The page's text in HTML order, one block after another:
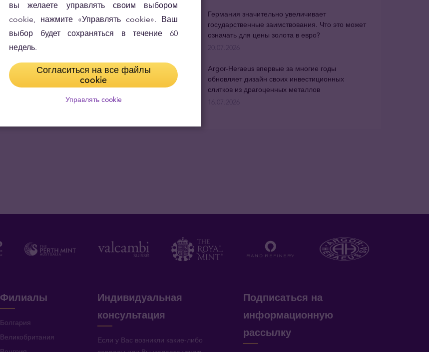
Германия значительно увеличивает
государственные заимствования. Что это может
означать для цены золота в евро?
20.07.2026
Argor-Heraeus впервые за многие годы
обновляет дизайн своих инвестиционных
слитков из драгоценных металлов
16.07.2026
Филиалы
Болгария
Великобритания
Индивидуальная
консультация
Если у Вас возникли какие-либо
Подписаться на
информационную
рассылку
вы желаете управлять своим выбором
cookie, нажмите «Управлять cookie». Ваш
выбор будет сохраняться в течение 60
недель.
Согласиться на все файлы
cookie
Управлять cookie